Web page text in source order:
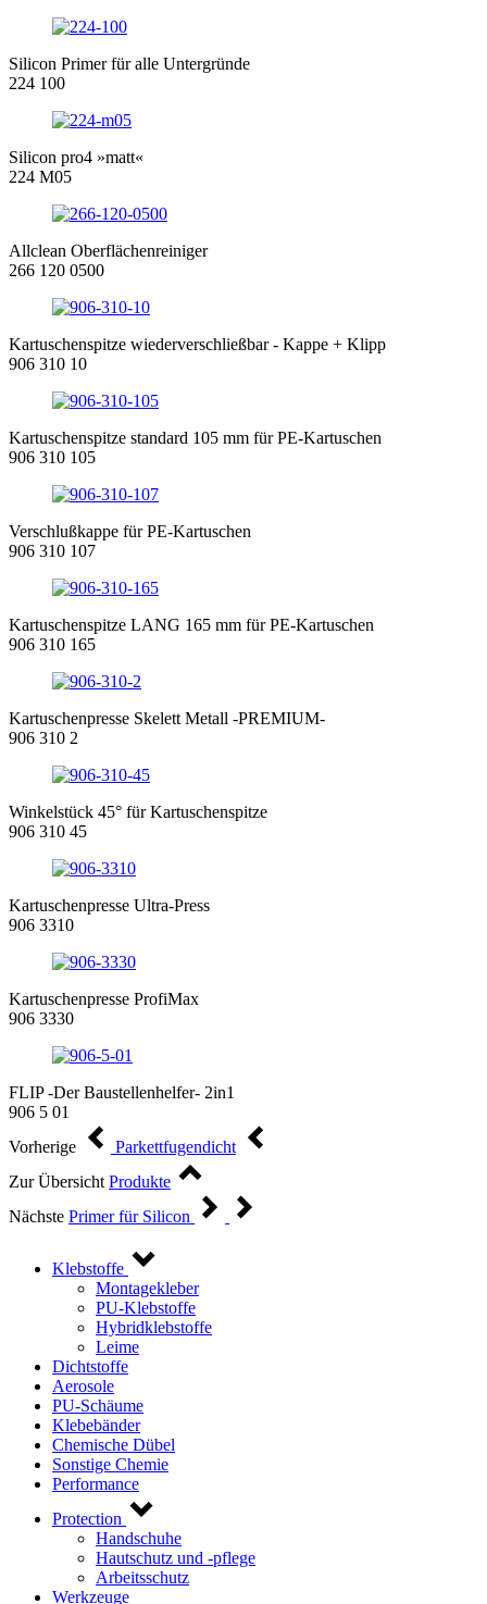
Silicon Primer für alle Untergründe
224 100
Silicon pro4 »matt«
224 M05
Allclean Oberflächenreiniger
266 120 0500
Kartuschenspitze wiederverschließbar - Kappe + Klipp
906 310 10
Kartuschenspitze standard 105 mm für PE-Kartuschen
906 310 105
Verschlußkappe für PE-Kartuschen
906 310 107
Kartuschenspitze LANG 165 mm für PE-Kartuschen
906 310 165
Kartuschenpresse Skelett Metall -PREMIUM-
906 310 2
Winkelstück 45° für Kartuschenspitze
906 310 45
Kartuschenpresse Ultra-Press
906 3310
Kartuschenpresse ProfiMax
906 3330
FLIP -Der Baustellenhelfer- 2in1
906 5 01
Vorherige
Parkettfugendicht
Zur Übersicht Produkte
Nächste Primer für Silicon
Klebstoffe
Montagekleber
PU-Klebstoffe
Hybridklebstoffe
Leime
Dichtstoffe
Aerosole
PU-Schäume
Klebebänder
Chemische Dübel
Sonstige Chemie
Performance
Protection
Handschuhe
Hautschutz und -pflege
Arbeitsschutz
Werkzeuge